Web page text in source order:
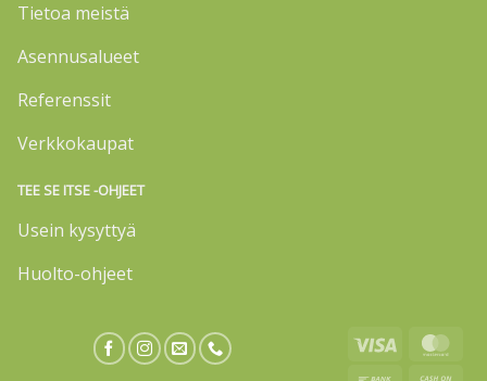
Tietoa meistä
Asennusalueet
Referenssit
Verkkokaupat
TEE SE ITSE -OHJEET
Usein kysyttyä
Huolto-ohjeet
Visa